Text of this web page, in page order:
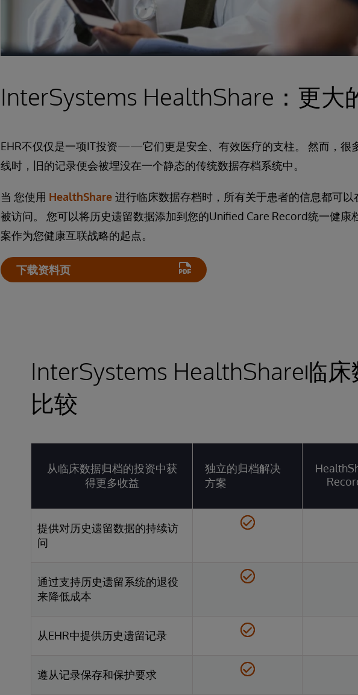
InterSystems HealthShare：更大
EHR不仅仅是一项IT投资——它们更是安全、有效医疗的支柱。 然而，很
线时，旧的记录便会被埋没在一个静态的传统数据存档系统中。
当 您使用 HealthShare 进行临床数据存档时，所有关于患者的信息都可
被访问。 您可以将历史遗留数据添加到您的Unified Care Record统一健康
案作为您健康互联战略的起点。
下载资料页
InterSystems HealthShare临
比较
从临床数据归档的投资中获
得更多收益
独立的归档解决
方案
提供对历史遗留数据的持续访
问
通过支持历史遗留系统的退役
来降低成本
从EHR中提供历史遗留记录
遵从记录保存和保护要求